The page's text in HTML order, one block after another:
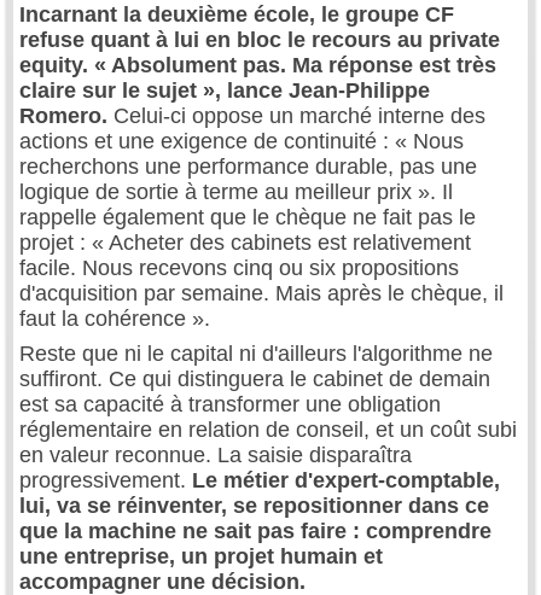
Incarnant la deuxième école, le groupe CF
refuse quant à lui en bloc le recours au private
equity. « Absolument pas. Ma réponse est très
claire sur le sujet », lance Jean-Philippe
Romero. Celui-ci oppose un marché interne des
actions et une exigence de continuité : « Nous
recherchons une performance durable, pas une
logique de sortie à terme au meilleur prix ». Il
rappelle également que le chèque ne fait pas le
projet : « Acheter des cabinets est relativement
facile. Nous recevons cinq ou six propositions
d'acquisition par semaine. Mais après le chèque, il
faut la cohérence ».
Reste que ni le capital ni d'ailleurs l'algorithme ne
suffiront. Ce qui distinguera le cabinet de demain
est sa capacité à transformer une obligation
réglementaire en relation de conseil, et un coût subi
en valeur reconnue. La saisie disparaîtra
progressivement. Le métier d'expert-comptable,
lui, va se réinventer, se repositionner dans ce
que la machine ne sait pas faire : comprendre
une entreprise, un projet humain et
accompagner une décision.